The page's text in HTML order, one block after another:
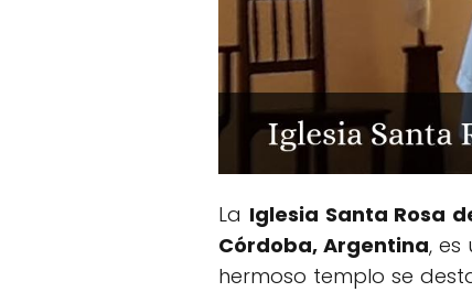
La Iglesia Santa Rosa
Córdoba, Argentina, es
hermoso templo se